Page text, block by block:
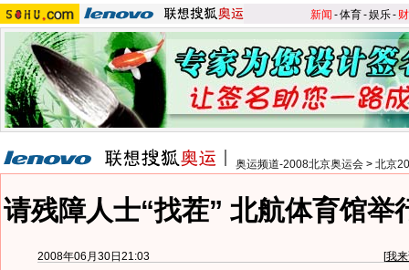
新闻 -体育-娱乐-
奥运频道-2008北京奥运会 > 北京
请残障人士“找茬” 北航体育馆举
2008年06月30日21:03 [我